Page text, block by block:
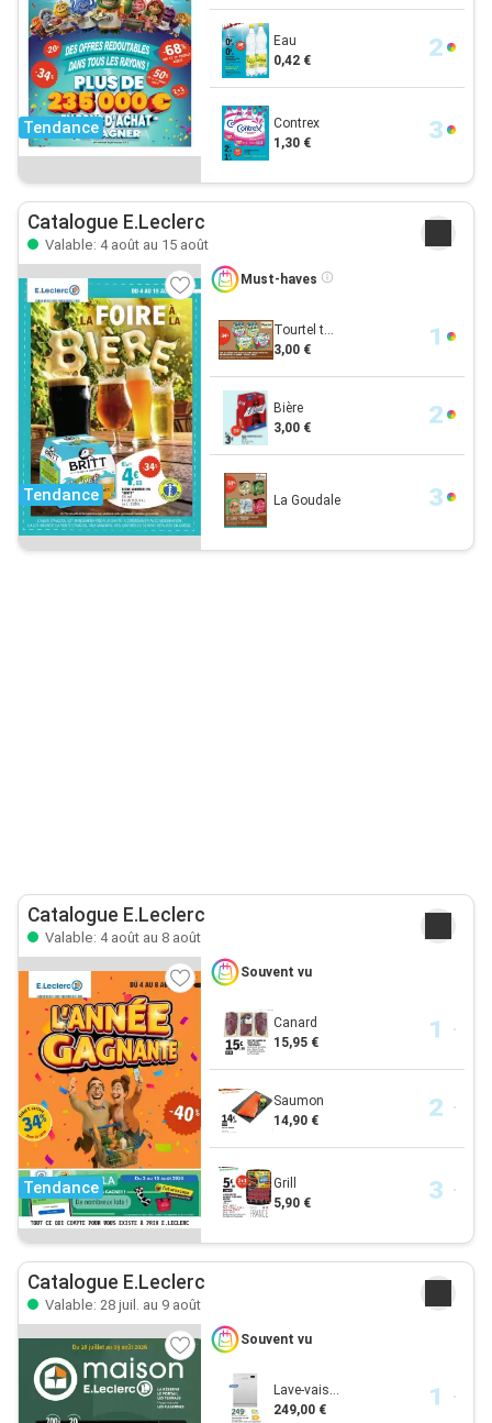
Tendance
Eau
0,42 €
Contrex
1,30 €
Catalogue E.Leclerc
Valable: 4 août au 15 août
Tendance
Must-haves
Tourtel t...
3,00 €
Bière
3,00 €
La Goudale
Catalogue E.Leclerc
Valable: 4 août au 8 août
Tendance
Souvent vu
Canard
15,95 €
Saumon
14,90 €
Grill
5,90 €
Catalogue E.Leclerc
Valable: 28 juil. au 9 août
Souvent vu
Lave-vais...
249,00 €